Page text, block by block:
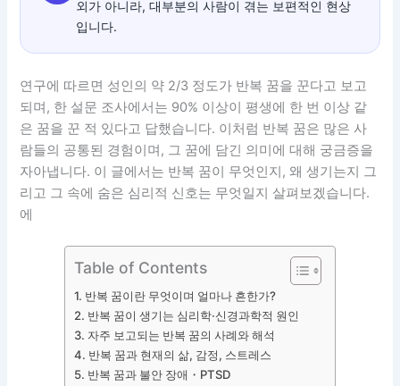
외가 아니라, 대부분의 사람이 겪는 보편적인 현상
입니다.
연구에 따르면 성인의 약 2/3 정도가 반복 꿈을 꾼다고 보고
되며, 한 설문 조사에서는 90% 이상이 평생에 한 번 이상 같
은 꿈을 꾼 적 있다고 답했습니다. 이처럼 반복 꿈은 많은 사
람들의 공통된 경험이며, 그 꿈에 담긴 의미에 대해 궁금증을
자아냅니다. 이 글에서는 반복 꿈이 무엇인지, 왜 생기는지 그
리고 그 속에 숨은 심리적 신호는 무엇일지 살펴보겠습니다.
에
Table of Contents
반복 꿈이란 무엇이며 얼마나 흔한가?
반복 꿈이 생기는 심리학·신경과학적 원인
자주 보고되는 반복 꿈의 사례와 해석
반복 꿈과 현재의 삶, 감정, 스트레스
반복 꿈과 불안 장애・PTSD